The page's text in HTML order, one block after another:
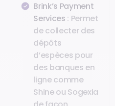
Brink’s Payment
Services : Permet
de collecter des
dépôts
d’espèces pour
des banques en
ligne comme
Shine ou Sogexia